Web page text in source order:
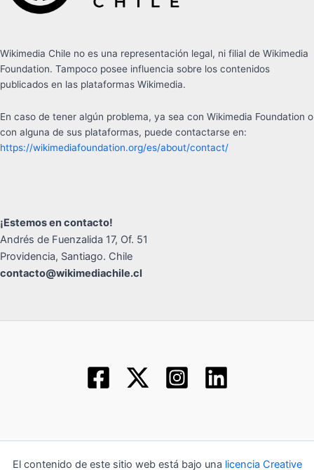
Wikimedia Chile no es una representación legal, ni filial de Wikimedia
Foundation. Tampoco posee influencia sobre los contenidos
publicados en las plataformas Wikimedia.
En caso de tener algún problema, ya sea con Wikimedia Foundation o
con alguna de sus plataformas, puede contactarse en:
https://wikimediafoundation.org/es/about/contact/
¡Estemos en contacto!
Andrés de Fuenzalida 17, Of. 51
Providencia, Santiago. Chile
contacto@wikimediachile.cl
El contenido de este sitio web está bajo una licencia Creative